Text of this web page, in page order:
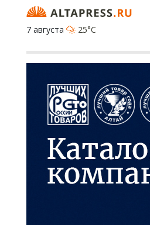
7 августа
25°C